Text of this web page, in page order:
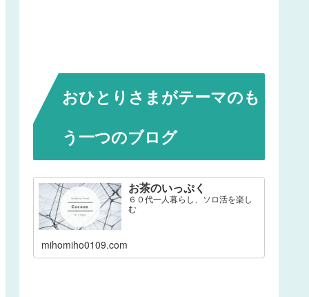
おひとりさまがテーマのも
う一つのブログ
お茶のいっぷく
６０代一人暮らし、ソロ活を楽し
む
mihomiho0109.com